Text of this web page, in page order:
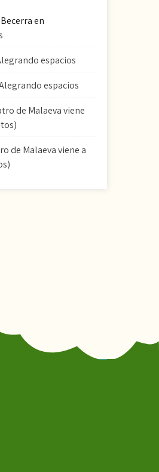
en
espacios
espacios
de Malaeva viene
de Malaeva viene a